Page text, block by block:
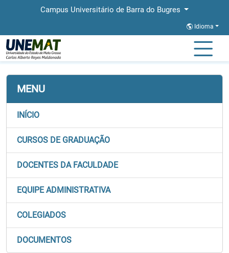
Campus Universitário de Barra do Bugres
Idioma
Página Inicial
MENU
INÍCIO
CURSOS DE GRADUAÇÃO
DOCENTES DA FACULDADE
EQUIPE ADMINISTRATIVA
COLEGIADOS
DOCUMENTOS